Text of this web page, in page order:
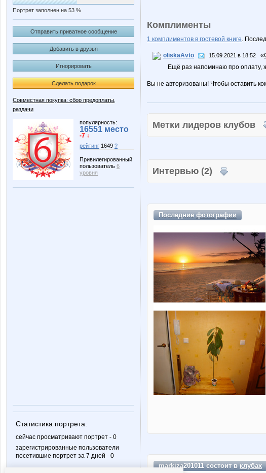
Портрет заполнен на 53 %
Отправить приватное сообщение
Добавить в друзья
Игнорировать
Сделать подарок
Совместная покупка: сбор предоплаты,
раздачи
популярность:
16551 место
-7 ↓
рейтинг 1649 ?
Привилегированный
пользователь 6
уровня
Статистика портрета:
сейчас просматривают портрет - 0
зарегистрированные пользователи
посетившие портрет за 7 дней - 0
Комплименты
1 комплиментов в гостевой книге.
oliskaAvto 15.09.2021 в 18:52 «
Ещё раз напоминаю про оплату,
Вы не авторизованы! Чтобы оставить
Метки лидеров клубов
Интервью (2)
Последниефотографии
markiza201011 состоит вклубах